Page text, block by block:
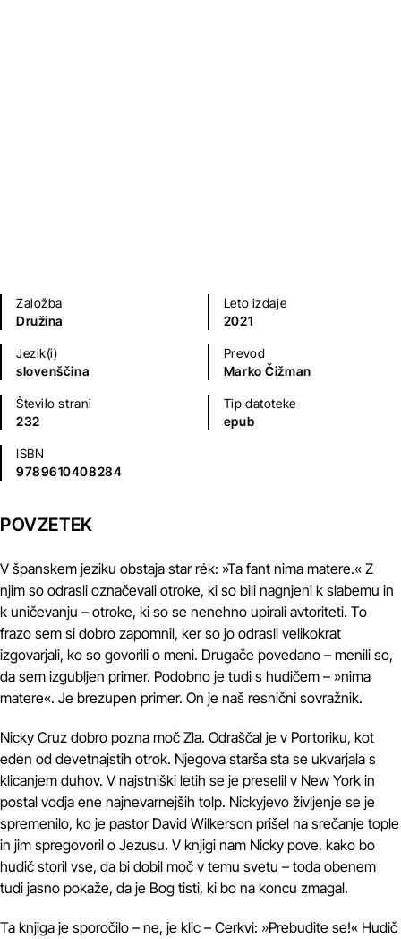
Založba
Družina
Leto izdaje
2021
Jezik(i)
slovenščina
Prevod
Marko Čižman
Število strani
232
Tip datoteke
epub
ISBN
9789610408284
POVZETEK
V španskem jeziku obstaja star rék: »Ta fant nima matere.« Z
njim so odrasli označevali otroke, ki so bili nagnjeni k slabemu in
k uničevanju – otroke, ki so se nenehno upirali avtoriteti. To
frazo sem si dobro zapomnil, ker so jo odrasli velikokrat
izgovarjali, ko so govorili o meni. Drugače povedano – menili so,
da sem izgubljen primer. Podobno je tudi s hudičem – »nima
matere«. Je brezupen primer. On je naš resnični sovražnik.
Nicky Cruz dobro pozna moč Zla. Odraščal je v Portoriku, kot
eden od devetnajstih otrok. Njegova starša sta se ukvarjala s
klicanjem duhov. V najstniški letih se je preselil v New York in
postal vodja ene najnevarnejših tolp. Nickyjevo življenje se je
spremenilo, ko je pastor David Wilkerson prišel na srečanje tople
in jim spregovoril o Jezusu. V knjigi nam Nicky pove, kako bo
hudič storil vse, da bi dobil moč v temu svetu – toda obenem
tudi jasno pokaže, da je Bog tisti, ki bo na koncu zmagal.
Ta knjiga je sporočilo – ne, je klic – Cerkvi: »Prebudite se!« Hudič